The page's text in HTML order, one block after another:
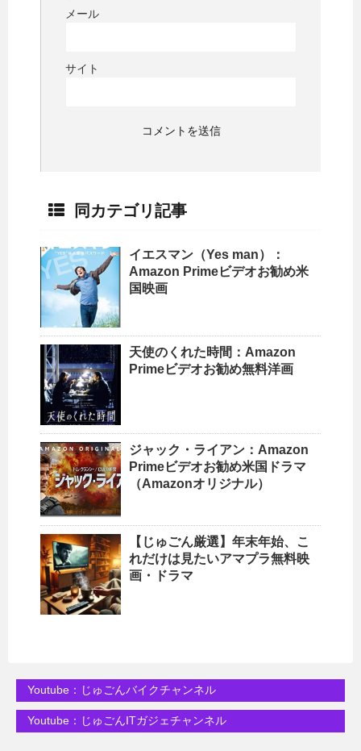
メール
サイト
同カテゴリ記事
イエスマン（Yes man）：
Amazon Primeビデオお勧め米
国映画
天使のくれた時間：Amazon
Primeビデオお勧め無料洋画
ジャック・ライアン：Amazon
Primeビデオお勧め米国ドラマ
（Amazonオリジナル）
【じゅごん厳選】年末年始、こ
れだけは見たいアマプラ無料映
画・ドラマ
Youtube：じゅごんバイクチャンネル
Youtube：じゅごんITガジェチャンネル